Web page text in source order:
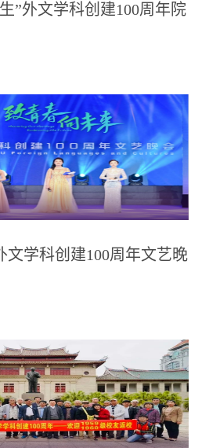
”外文学科创建100周年院
文学科创建100周年文艺晚